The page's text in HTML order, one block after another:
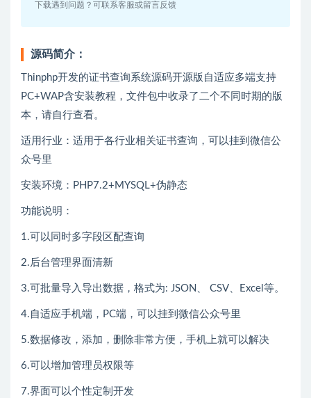
下载遇到问题？可联系客服或留言反馈
源码简介：
Thinphp开发的证书查询系统源码开源版自适应多端支持
PC+WAP含安装教程，文件包中收录了二个不同时期的版
本，请自行查看。
适用行业：适用于各行业相关证书查询，可以挂到微信公
众号里
安装环境：PHP7.2+MYSQL+伪静态
功能说明：
1.可以同时多字段区配查询
2.后台管理界面清新
3.可批量导入导出数据，格式为: JSON、 CSV、Excel等。
4.自适应手机端，PC端，可以挂到微信公众号里
5.数据修改，添加，删除非常方便，手机上就可以解决
6.可以增加管理员权限等
7.界面可以个性定制开发